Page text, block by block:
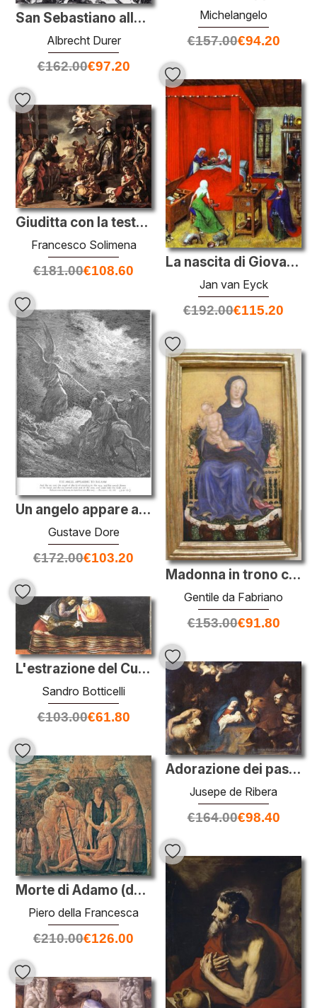
San Sebastiano alla colonna
Albrecht Durer
€162.00€97.20
Michelangelo
€157.00€94.20
La nascita di Giovanni Battista
Jan van Eyck
€192.00€115.20
Giuditta con la testa di Oloferne
Francesco Solimena
€181.00€108.60
Un angelo appare a Balaam
Gustave Dore
€172.00€103.20
Madonna in trono con angeli
Gentile da Fabriano
€153.00€91.80
L'estrazione del Cuore di S. Ignazio dalla Pala di San Barnaba
Sandro Botticelli
€103.00€61.80
Adorazione dei pastori
Jusepe de Ribera
€164.00€98.40
Morte di Adamo (dettaglio)
Piero della Francesca
€210.00€126.00